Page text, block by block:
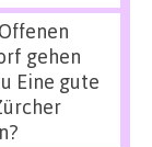
gehen
Eine gute